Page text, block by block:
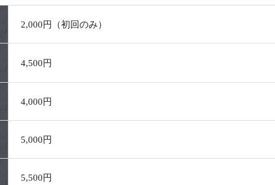
2,000円（初回のみ）
4,500円
4,000円
5,000円
5,500円